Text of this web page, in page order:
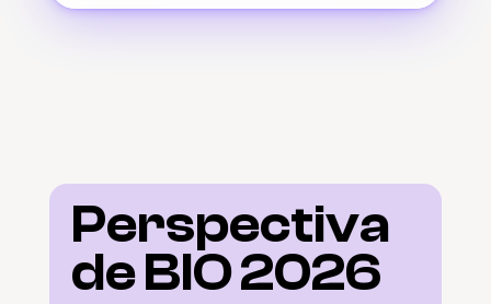
Perspectiva
de BIO 2026